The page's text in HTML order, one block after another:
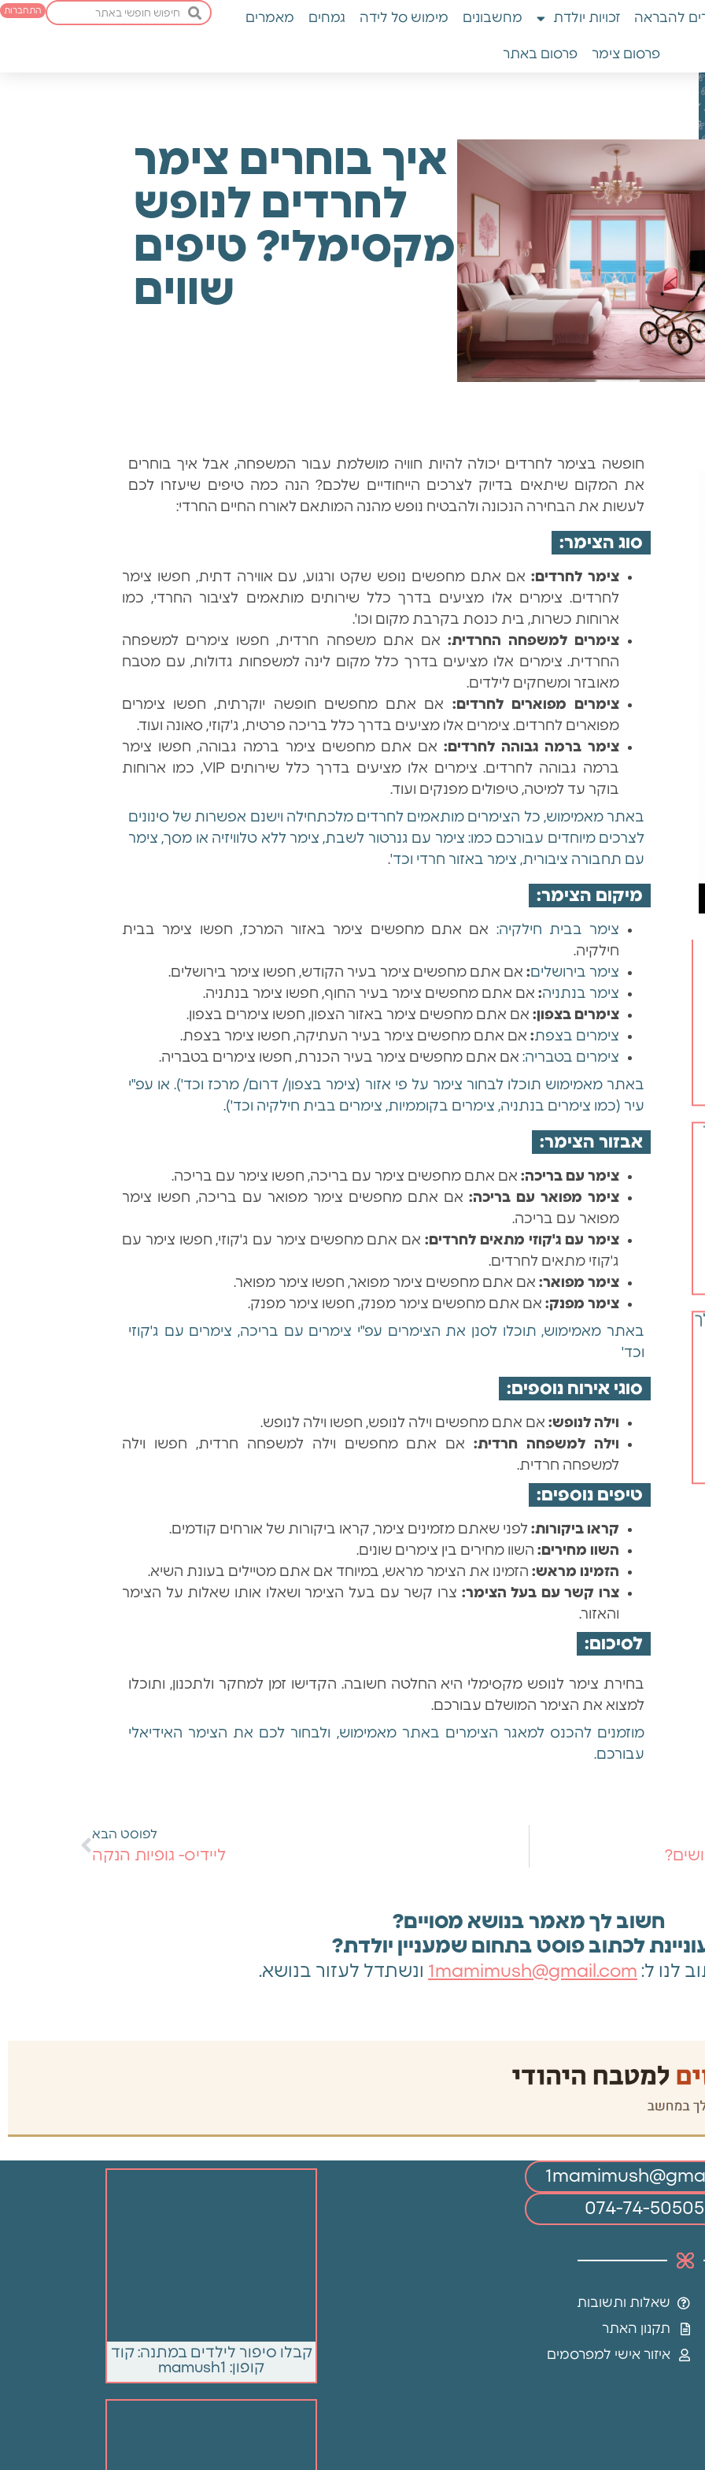
להבראה זכויות יולדת מחשבונים מימוש סל לידה גמחים מאמרים
פרסום צימר פרסום באתר
התחברות
איך בוחרים צימר
לחרדים לנופש
מקסימלי? טיפים
שווים
חופשה בצימר לחרדים יכולה להיות חוויה מושלמת עבור המשפחה, אבל איך בוחרים
את המקום שיתאים בדיוק לצרכים הייחודיים שלכם? הנה כמה טיפים שיעזרו לכם
לעשות את הבחירה הנכונה ולהבטיח נופש מהנה המותאם לאורח החיים החרדי:
סוג הצימר:
צימר לחרדים:אם אתם מחפשים נופש שקט ורגוע, עם אווירה דתית, חפשו צימר
לחרדים. צימרים אלו מציעים בדרך כלל שירותים מותאמים לציבור החרדי, כמו
ארוחות כשרות, בית כנסת בקרבת מקום וכו'.
צימרים למשפחה החרדית: אם אתם משפחה חרדית, חפשו צימרים למשפחה
החרדית. צימרים אלו מציעים בדרך כלל מקום לינה למשפחות גדולות, עם מטבח
מאובזר ומשחקים לילדים.
צימרים מפוארים לחרדים: אם אתם מחפשים חופשה יוקרתית, חפשו צימרים
מפוארים לחרדים. צימרים אלו מציעים בדרך כלל בריכה פרטית, ג'קוזי, סאונה ועוד.
צימר ברמה גבוהה לחרדים: אם אתם מחפשים צימר ברמה גבוהה, חפשו צימר
ברמה גבוהה לחרדים. צימרים אלו מציעים בדרך כלל שירותים VIP, כמו ארוחות
בוקר עד למיטה, טיפולים מפנקים ועוד.
באתר מאמימוש, כל הצימרים מותאמים לחרדים מלכתחילה וישנם אפשרות של סינונים
לצרכים מיוחדים עבורכם כמו: צימר עם גנרטור לשבת, צימר ללא טלוויזיה או מסך, צימר
עם תחבורה ציבורית, צימר באזור חרדי וכד'.
מיקום הצימר:
צימר בבית חילקיה: אם אתם מחפשים צימר באזור המרכז, חפשו צימר בבית
חילקיה.
צימר בירושלים:אם אתם מחפשים צימר בעיר הקודש, חפשו צימר בירושלים.
צימר בנתניה:אם אתם מחפשים צימר בעיר החוף, חפשו צימר בנתניה.
צימרים בצפון:אם אתם מחפשים צימר באזור הצפון, חפשו צימרים בצפון.
צימרים בצפת:אם אתם מחפשים צימר בעיר העתיקה, חפשו צימר בצפת.
צימרים בטבריה:אם אתם מחפשים צימר בעיר הכנרת, חפשו צימרים בטבריה.
באתר מאמימוש תוכלו לבחור צימר על פי אזור (צימר בצפון/ דרום/ מרכז וכד'). או עפ"י
עיר (כמו צימרים בנתניה, צימרים בקוממיות, צימרים בבית חילקיה וכד').
אבזור הצימר:
צימר עם בריכה:אם אתם מחפשים צימר עם בריכה, חפשו צימר עם בריכה.
צימר מפואר עם בריכה:אם אתם מחפשים צימר מפואר עם בריכה, חפשו צימר
מפואר עם בריכה.
צימר עם ג'קוזי מתאים לחרדים:אם אתם מחפשים צימר עם ג'קוזי, חפשו צימר עם
ג'קוזי מתאים לחרדים.
צימר מפואר:אם אתם מחפשים צימר מפואר, חפשו צימר מפואר.
צימר מפנק:אם אתם מחפשים צימר מפנק, חפשו צימר מפנק.
באתר מאמימוש, תוכלו לסנן את הצימרים עפ"י צימרים עם בריכה, צימרים עם ג'קוזי
וכד'
סוגי אירוח נוספים:
וילה לנופש:אם אתם מחפשים וילה לנופש, חפשו וילה לנופש.
וילה למשפחה חרדית:אם אתם מחפשים וילה למשפחה חרדית, חפשו וילה
למשפחה חרדית.
טיפים נוספים:
קראו ביקורות:לפני שאתם מזמינים צימר, קראו ביקורות של אורחים קודמים.
השוו מחירים:השוו מחירים בין צימרים שונים.
הזמינו מראש:הזמינו את הצימר מראש, במיוחד אם אתם מטיילים בעונת השיא.
צרו קשר עם בעל הצימר: צרו קשר עם בעל הצימר ושאלו אותו שאלות על הצימר
והאזור.
לסיכום:
בחירת צימר לנופש מקסימלי היא החלטה חשובה. הקדישו זמן למחקר ולתכנון, ותוכלו
למצוא את הצימר המושלם עבורכם.
מוזמנים להכנס למאגר הצימרים באתר מאמימוש, ולבחור לכם את הצימר האידיאלי
עבורכם.
לפוסט הבא
ליידיס- גופיות הנקה
חשוב לך מאמר בנושא מסויים?
לכתוב פוסט בתחום שמעניין יולדת?
לנו ל: 1mamimush@gmail.com ונשתדל לעזור בנושא.
שאלות ותשובות
תקנון האתר
איזור אישי למפרסמים
קבלו סיפור לילדים במתנה: קוד
קופון: mamush1